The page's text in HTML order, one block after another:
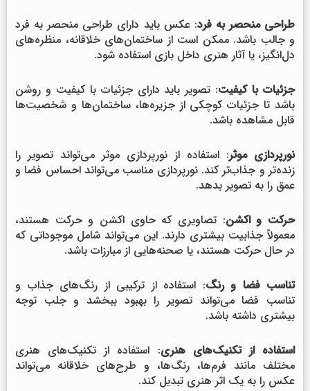
طراحی منحصر به فرد: عکس باید دارای طراحی منحصر به فرد
و جالب باشد. ممکن است از ساختمان‌های خلاقانه، منظره‌های
دل‌انگیز، یا آثار هنری داخل بازی استفاده شود.
جزئیات با کیفیت: تصویر باید دارای جزئیات با کیفیت و روشن
باشد تا جزئیات کوچکی از جزیره‌ها، ساختمان‌ها و شخصیت‌ها
قابل مشاهده باشد.
نورپردازی موثر: استفاده از نورپردازی موثر می‌تواند تصویر را
زنده‌تر و جذاب‌تر کند. نورپردازی مناسب می‌تواند احساس فضا و
عمق را به تصویر بدهد.
حرکت و اکشن: تصاویری که حاوی اکشن و حرکت هستند،
معمولاً جذابیت بیشتری دارند. این می‌تواند شامل موجوداتی که
در حال حرکت هستند، یا صحنه‌هایی از مبارزات باشد.
تناسب فضا و رنگ: استفاده از ترکیبی از رنگ‌های جذاب و
تناسب فضا می‌تواند تصویر را بهبود ببخشد و جلب توجه
بیشتری داشته باشد.
استفاده از تکنیک‌های هنری: استفاده از تکنیک‌های هنری
مختلف مانند فرم‌ها، رنگ‌ها، و طرح‌های خلاقانه می‌تواند
عکس را به یک اثر هنری تبدیل کند.